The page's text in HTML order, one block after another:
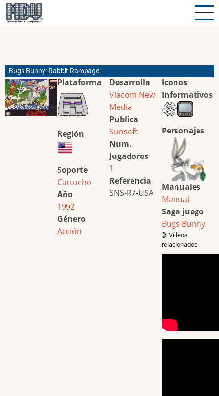
Pasar
al
Bugs Bunny: Rabbit Rampage
Plataforma
Región
Soporte
Cartucho
Año
1992
Género
Acción
Desarrolla
Viacom New
Media
Publica
Sunsoft
Num.
Jugadores
1
Referencia
SNS-R7-USA
Iconos
Informativos
Personajes
Manuales
Manual
Saga juego
Bugs Bunny
🎬 Videos
relacionados